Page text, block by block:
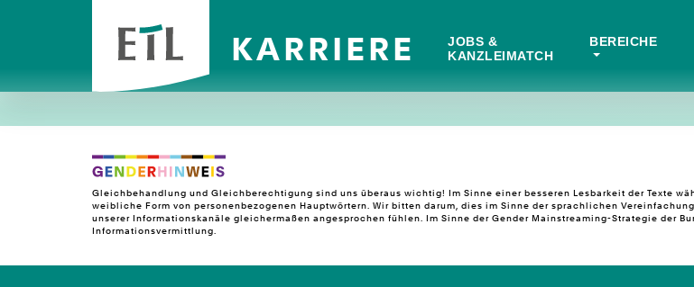
KARRIERE
JOBS &
KANZLEIMATCH
BEREICHE
Gleichbehandlung und Gleichberechtigung sind uns überaus wichtig! Im Sinne einer besseren Lesbarkeit der Texte
weibliche Form von personenbezogenen Hauptwörtern. Wir bitten darum, dies im Sinne der sprachlichen
unserer Informationskanäle gleichermaßen angesprochen fühlen. Im Sinne der Gender Mainstreaming-Strategie der
Informationsvermittlung.